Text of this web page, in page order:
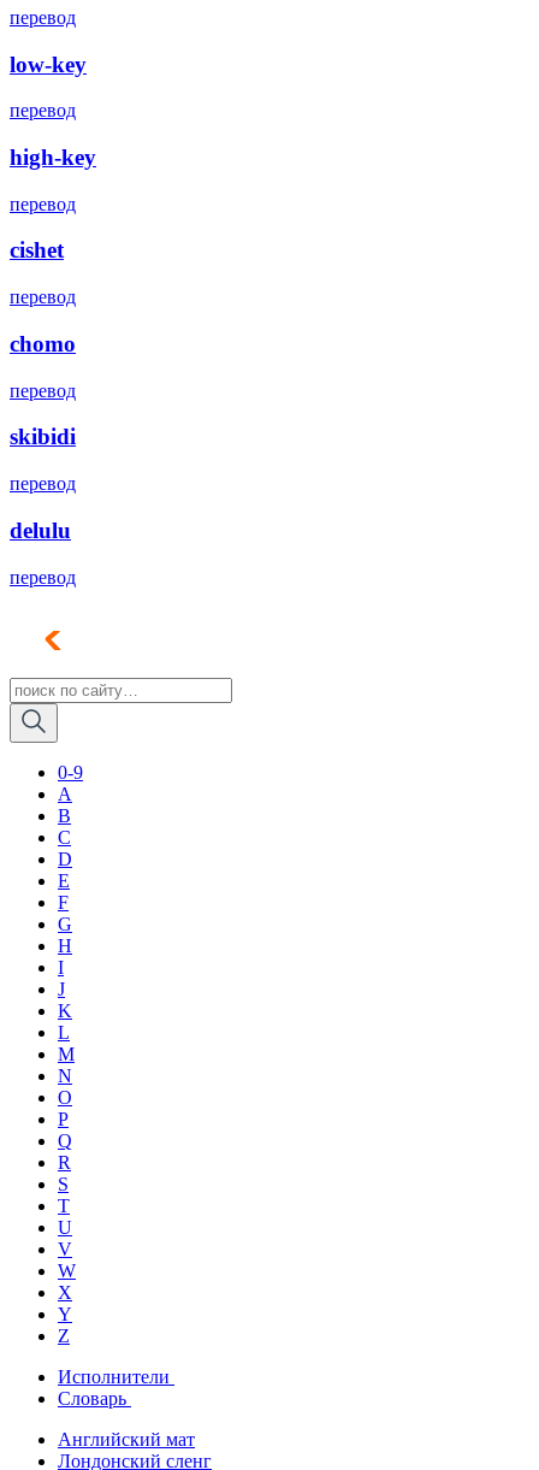
перевод
low-key
перевод
high-key
перевод
cishet
перевод
chomo
перевод
skibidi
перевод
delulu
перевод
0-9
A
B
C
D
E
F
G
H
I
J
K
L
M
N
O
P
Q
R
S
T
U
V
W
X
Y
Z
Исполнители
Словарь
Английский мат
Лондонский сленг